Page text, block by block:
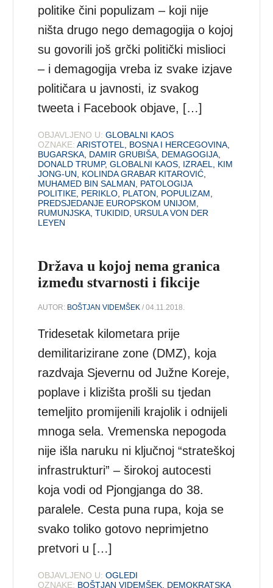
politike čini populizam – koji nije
ništa drugo nego demagogija o kojoj
su govorili još grčki politički mislioci
– i demagogija vreba iz svake izjave
političara u javnosti, iz svakog
tweeta i Facebook objave, […]
OBJAVLJENO U: GLOBALNI KAOS
OZNAKE: ARISTOTEL BOSNA I HERCEGOVINA
BUGARSKA DAMIR GRUBIŠA DEMAGOGIJA
DONALD TRUMP,GLOBALNI KAOS IZRAEL
KIM
JONG-UN
KOLINDA GRABAR KITAROVIĆ
MUHAMED BIN SALMAN
PATOLOGIJA
POLITIKE PERIKLO PLATON POPULIZAM
PREDSJEDANJE EUROPSKOM UNIJOM
RUMUNJSKA ,TUKIDID URSULA VON DER
LEYEN
Država u kojoj nema granica
između stvarnosti i fikcije
AUTOR: BOŠTJAN VIDEMŠEK / 04.11.2018.
Tridesetak kilometara prije
demilitarizirane zone (DMZ), koja
razdvaja Sjevernu od Južne Koreje,
poplave i klizišta prošli su tjedan
temeljito promijenili krajolik i odnijeli
mnoga sela. Vremenska nepogoda
nije išla naruku ni ključnoj “strateškoj
infrastrukturi” – širokoj autocesti
koja vodi od Pjongjanga do 38.
paralele. Cesta puna rupa, koja se
svako toliko gotovo neprimjetno
pretvori u […]
OBJAVLJENO U: OGLEDI
OZNAKE: BOŠTJAN VIDEMŠEK DEMOKRATSKA